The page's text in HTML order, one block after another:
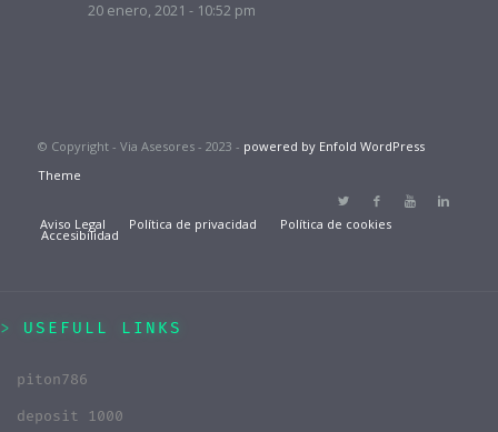
20 enero, 2021 - 10:52 pm
© Copyright - Via Asesores - 2023 - powered by Enfold WordPress
Theme
Aviso Legal Política de privacidad Política de cookies
Accesibilidad
USEFULL LINKS
piton786
deposit 1000